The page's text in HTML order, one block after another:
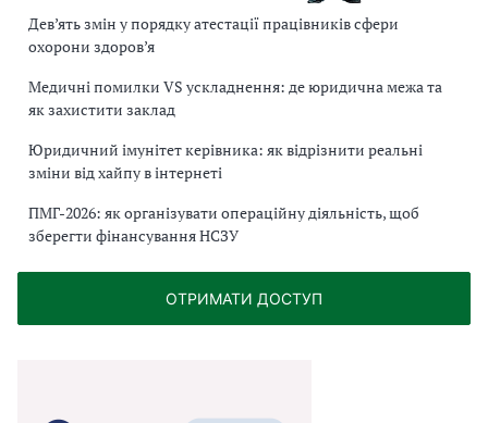
Дев’ять змін у порядку атестації працівників сфери
охорони здоров’я
Медичні помилки VS ускладнення: де юридична межа та
як захистити заклад
Юридичний імунітет керівника: як відрізнити реальні
зміни від хайпу в інтернеті
ПМГ-2026: як організувати операційну діяльність, щоб
зберегти фінансування НСЗУ
ОТРИМАТИ ДОСТУП